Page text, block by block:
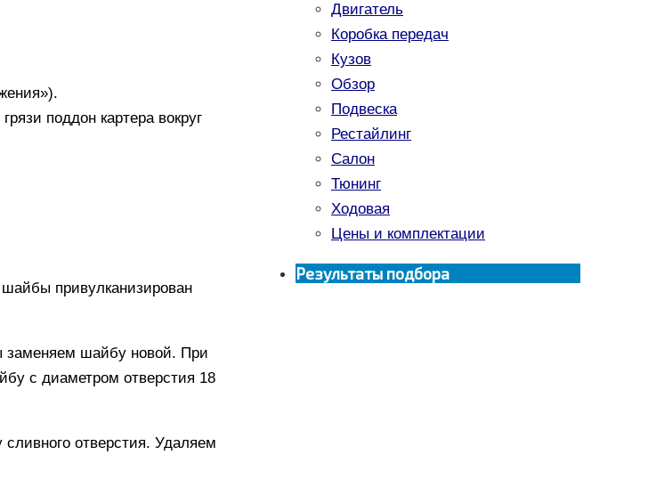
поддон картера вокруг
привулканизирован
заменяем шайбу новой. При
с диаметром отверстия 18
отверстия. Удаляем
Двигатель
Коробка передач
Кузов
Обзор
Подвеска
Рестайлинг
Салон
Тюнинг
Ходовая
Цены и комплектации
Результаты подбора